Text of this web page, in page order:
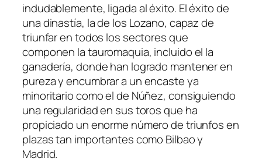
indudablemente, ligada al éxito. El éxito de
una dinastía, la de los Lozano, capaz de
triunfar en todos los sectores que
componen la tauromaquia, incluido el la
ganadería, donde han logrado mantener en
pureza y encumbrar a un encaste ya
minoritario como el de Núñez, consiguiendo
una regularidad en sus toros que ha
propiciado un enorme número de triunfos en
plazas tan importantes como Bilbao y
Madrid.